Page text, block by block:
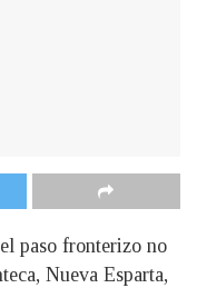
paso fronterizo no
Nueva Esparta,